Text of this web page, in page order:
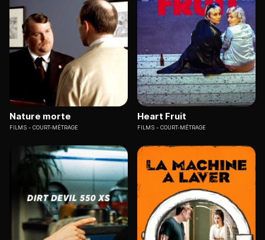
Nature morte
FILMS COURT-MÉTRAGE
Heart Fruit
FILMS COURT-MÉTRAGE